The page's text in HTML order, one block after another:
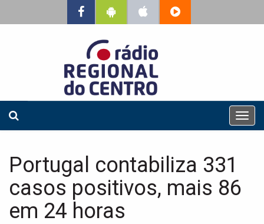
T
o
Portugal contabiliza 331
casos positivos, mais 86
em 24 horas